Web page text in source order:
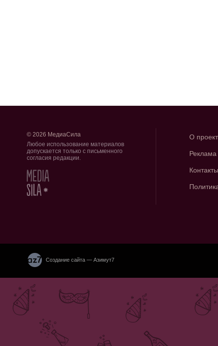
© 2026 МедиаСила
Любое использование материалов
допускается только с письменного
согласия редакции.
О
Реклама
Контакты
Создание сайта — Азимут7